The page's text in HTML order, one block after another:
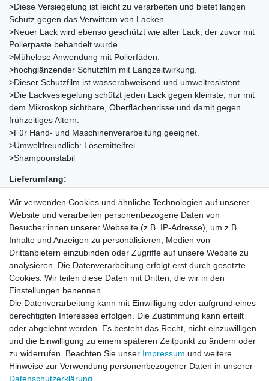
>Diese Versiegelung ist leicht zu verarbeiten und bietet langen
Schutz gegen das Verwittern von Lacken.
>Neuer Lack wird ebenso geschützt wie alter Lack, der zuvor mit
Polierpaste behandelt wurde.
>Mühelose Anwendung mit Polierfäden.
>hochglänzender Schutzfilm mit Langzeitwirkung.
>Dieser Schutzfilm ist wasserabweisend und umweltresistent.
>Die Lackvesiegelung schützt jeden Lack gegen kleinste, nur mit
dem Mikroskop sichtbare, Oberflächenrisse und damit gegen
frühzeitiges Altern.
>Für Hand- und Maschinenverarbeitung geeignet.
>Umweltfreundlich: Lösemittelfrei
>Shampoonstabil
Lieferumfang:
Zubehör
Auftragspuck 90mm - manuelle Verarbeitung
von Fahrzeugpflegeprodukten
3,39 € *
Artikel anzeigen
*inkl. ges. MwSt.zzgl.Versandkosten
Wir verwenden Cookies und ähnliche Technologien auf unserer
Website und verarbeiten personenbezogene Daten von
Besucher:innen unserer Webseite (z.B. IP-Adresse), um z.B.
Inhalte und Anzeigen zu personalisieren, Medien von
Drittanbietern einzubinden oder Zugriffe auf unsere Website zu
analysieren. Die Datenverarbeitung erfolgt erst durch gesetzte
Cookies. Wir teilen diese Daten mit Dritten, die wir in den
Einstellungen benennen.
Die Datenverarbeitung kann mit Einwilligung oder aufgrund eines
berechtigten Interesses erfolgen. Die Zustimmung kann erteilt
oder abgelehnt werden. Es besteht das Recht, nicht einzuwilligen
und die Einwilligung zu einem späteren Zeitpunkt zu ändern oder
zu widerrufen. Beachten Sie unser Impressum und weitere
Hinweise zur Verwendung personenbezogener Daten in unserer
Daten­schutz­erklärung